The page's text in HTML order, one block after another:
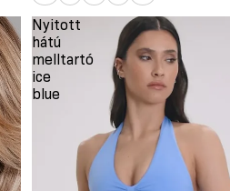
Nyitott
hátú
melltartó
ice
blue